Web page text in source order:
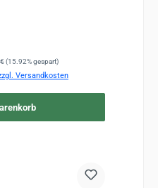
Preis:
(15.92% gespart)
Versandkosten